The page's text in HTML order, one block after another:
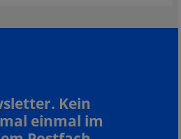
Kein
einmal im